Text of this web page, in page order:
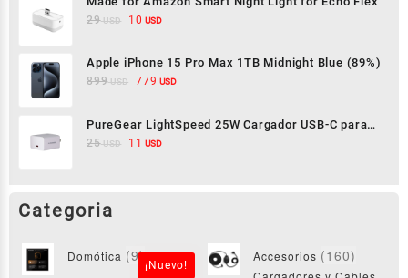
29USD 10 USD
Apple iPhone 15 Pro Max 1TB Midnight Blue (89%)
899USD 779 USD
PureGear LightSpeed 25W Cargador USB-C para
iPhone/Android
25USD 11 USD
Domótica (9)
¡Nuevo!
Accesorios (160)